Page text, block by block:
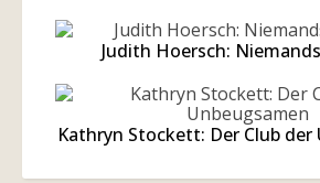
Judith Hoersch:
Kathryn Stockett: Der Club der